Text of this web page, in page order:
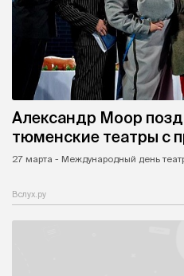
Александр Моор
тюменские театры с
27 марта - Международный день
Вслух.ру